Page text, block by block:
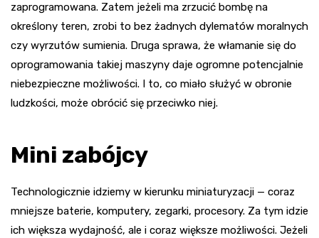
zaprogramowana. Zatem jeżeli ma zrzucić bombę na
określony teren, zrobi to bez żadnych dylematów moralnych
czy wyrzutów sumienia. Druga sprawa, że włamanie się do
oprogramowania takiej maszyny daje ogromne potencjalnie
niebezpieczne możliwości. I to, co miało służyć w obronie
ludzkości, może obrócić się przeciwko niej.
Mini zabójcy
Technologicznie idziemy w kierunku miniaturyzacji — coraz
mniejsze baterie, komputery, zegarki, procesory. Za tym idzie
ich większa wydajność, ale i coraz większe możliwości. Jeżeli